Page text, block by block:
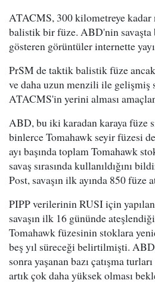
ATACMS, 300 kilometreye
balistik bir füze. ABD'nin savaşta
gösteren görüntüler internette
PrSM de taktik balistik füze
ve daha uzun menzili ile gelişmiş
ATACMS'in yerini alması
ABD, bu iki karadan karaya füze
binlerce Tomahawk seyir füzesi
ayı başında toplam Tomahawk
savaş sırasında kullanıldığını
Post, savaşın ilk ayında 850 füze
PIPP verilerinin RUSI için
savaşın ilk 16 gününde
Tomahawk füzesinin stoklara
beş yıl süreceği belirtilmişti.
sonra yaşanan bazı çatışma
artık çok daha yüksek olması